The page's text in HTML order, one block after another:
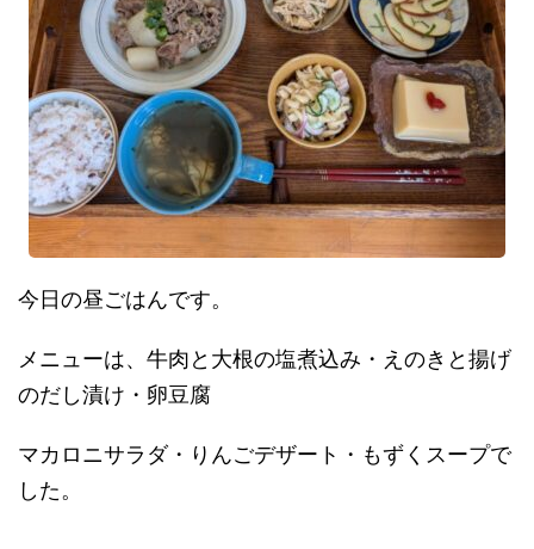
今日の昼ごはんです。
メニューは、牛肉と大根の塩煮込み・えのきと揚げ
のだし漬け・卵豆腐
マカロニサラダ・りんごデザート・もずくスープで
した。